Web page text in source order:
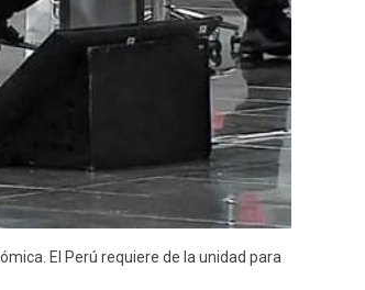
El Perú requiere de la unidad para